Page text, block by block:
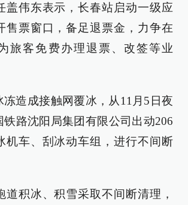
盖伟东表示，长春站启动一级应
售票窗口，备足退票金，力争在
旅客免费办理退票、改签等业
冻造成接触网覆冰，从11月5日夜
铁路沈阳局集团有限公司出动206
机车、刮冰动车组，进行不间断
道积冰、积雪采取不间断清理，